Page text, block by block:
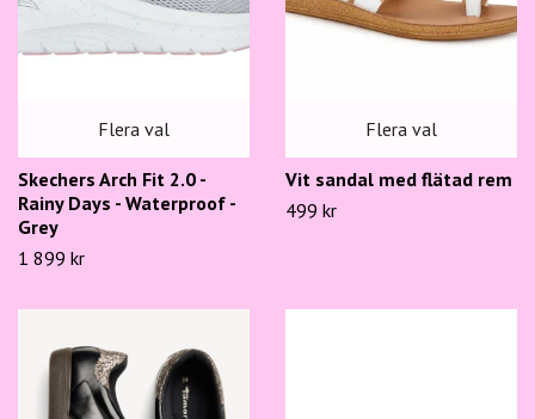
Flera val
Skechers Arch Fit 2.0 -
Rainy Days - Waterproof -
Grey
1 899 kr
Flera val
Vit sandal med flätad rem
499 kr